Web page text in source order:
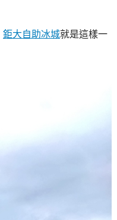
鉅大自助冰城就是這樣一